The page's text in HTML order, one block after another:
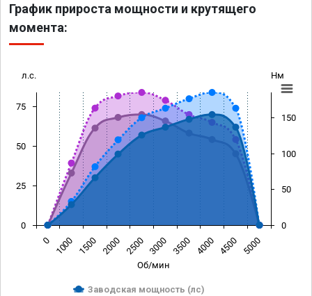
График прироста мощности и крутящего
момента:
Об/мин
л.с. Нм
Заводская мощность (лс)
0 1000 1500 2000 2500 3000 3500 4000 4500 5000
0
25
50
75
0
50
100
150